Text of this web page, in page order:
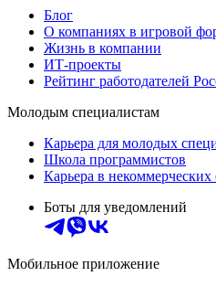
Блог
О компаниях в игровой
Жизнь в компании
ИТ-проекты
Рейтинг работодателей
Молодым специалистам
Карьера для молодых
Школа программистов
Карьера в некоммерческих
Боты для уведомлений
Мобильное приложение